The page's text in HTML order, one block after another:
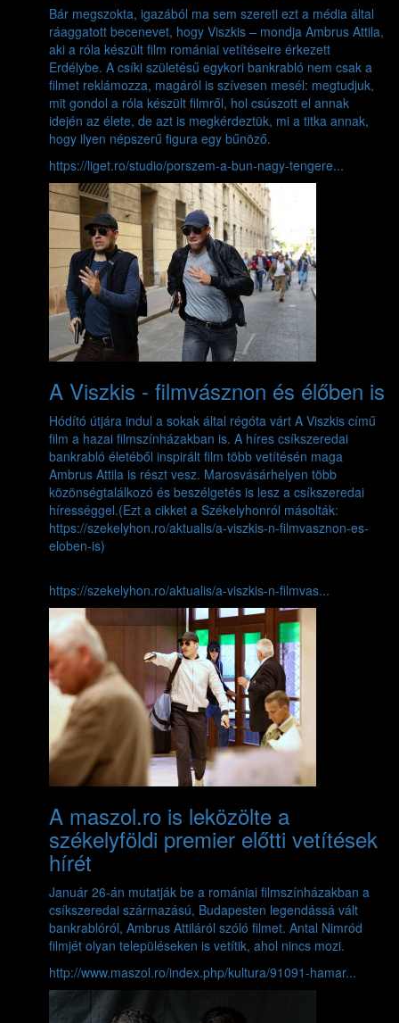
Bár megszokta, igazából ma sem szereti ezt a média által
ráaggatott becenevet, hogy Viszkis – mondja Ambrus Attila,
aki a róla készült film romániai vetítéseire érkezett
Erdélybe. A csíki születésű egykori bankrabló nem csak a
filmet reklámozza, magáról is szívesen mesél: megtudjuk,
mit gondol a róla készült filmről, hol csúszott el annak
idején az élete, de azt is megkérdeztük, mi a titka annak,
hogy ilyen népszerű figura egy bűnöző.
https://liget.ro/studio/porszem-a-bun-nagy-tengere...
A Viszkis - filmvásznon és élőben is
Hódító útjára indul a sokak által régóta várt A Viszkis című
film a hazai filmszínházakban is. A híres csíkszeredai
bankrabló életéből inspirált film több vetítésén maga
Ambrus Attila is részt vesz. Marosvásárhelyen több
közönségtalálkozó és beszélgetés is lesz a csíkszeredai
hírességgel.(Ezt a cikket a Székelyhonról másolták:
https://szekelyhon.ro/aktualis/a-viszkis-n-filmvasznon-es-
eloben-is)
https://szekelyhon.ro/aktualis/a-viszkis-n-filmvas...
A maszol.ro is leközölte a
székelyföldi premier előtti vetítések
hírét
Január 26-án mutatják be a romániai filmszínházakban a
csíkszeredai származású, Budapesten legendássá vált
bankrablóról, Ambrus Attiláról szóló filmet. Antal Nimród
filmjét olyan településeken is vetítik, ahol nincs mozi.
http://www.maszol.ro/index.php/kultura/91091-hamar...